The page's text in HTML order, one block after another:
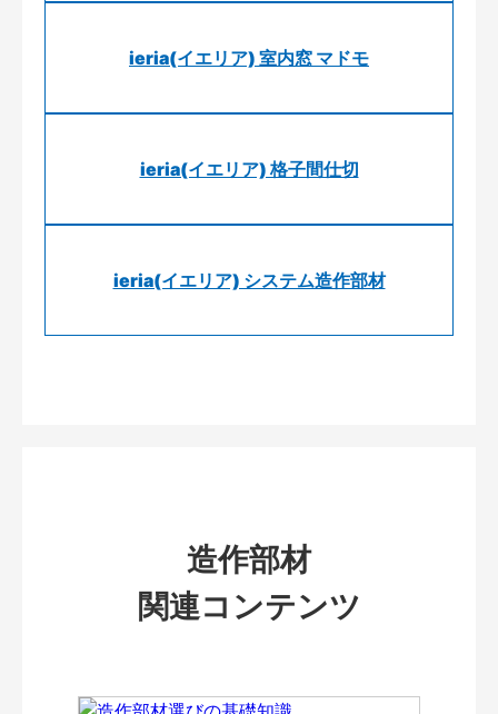
ieria(イエリア) 室内窓 マドモ
ieria(イエリア) 格子間仕切
ieria(イエリア) システム造作部材
造作部材
関連コンテンツ